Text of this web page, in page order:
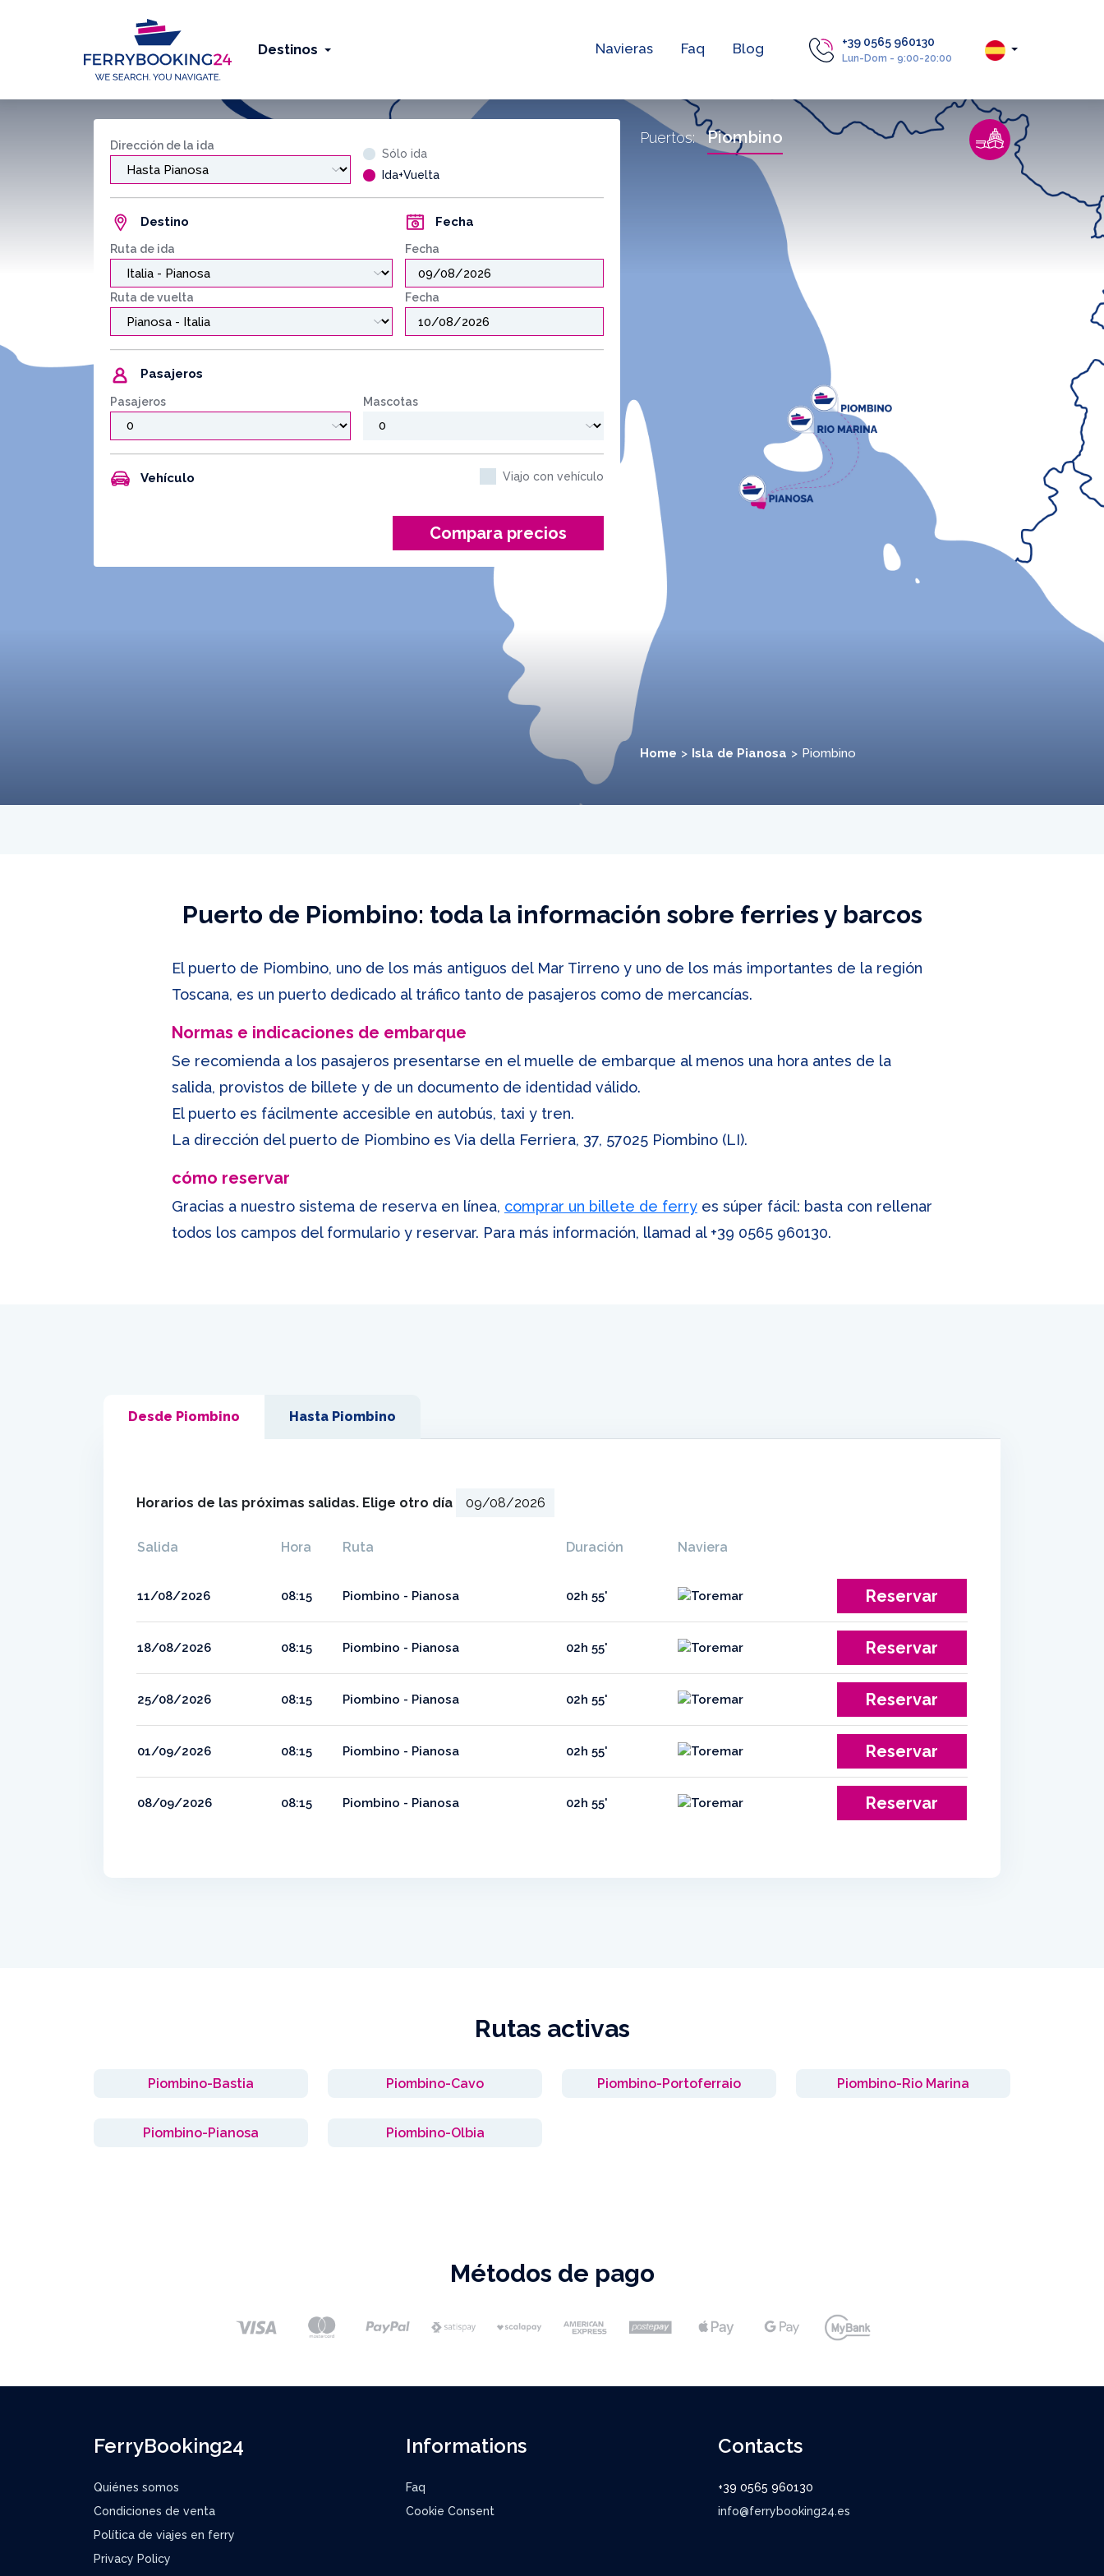
Destinos Navieras Faq Blog +39 0565 960130
Lun-Dom - 9:00-20:00
Dirección de la ida
Sólo ida
Ida+Vuelta
Destino
Ruta de ida
Fecha
Fecha
Ruta de vuelta Fecha
Pasajeros
Pasajeros Mascotas
Vehículo Viajo con vehículo
Compara precios
Puertos: Piombino
Home Isla de Pianosa Piombino
Puerto de Piombino: toda la información sobre ferries y barcos
El puerto de Piombino, uno de los más antiguos del Mar Tirreno y uno de los más importantes de la región
Toscana, es un puerto dedicado al tráfico tanto de pasajeros como de mercancías.
Normas e indicaciones de embarque
Se recomienda a los pasajeros presentarse en el muelle de embarque al menos una hora antes de la
salida, provistos de billete y de un documento de identidad válido.
El puerto es fácilmente accesible en autobús, taxi y tren.
La dirección del puerto de Piombino es Via della Ferriera, 37, 57025 Piombino (LI).
cómo reservar
Gracias a nuestro sistema de reserva en línea, comprar un billete de ferry es súper fácil: basta con rellenar
todos los campos del formulario y reservar. Para más información, llamad al +39 0565 960130.
Desde Piombino Hasta Piombino
Horarios de las próximas salidas. Elige otro día
Salida Hora Ruta Duración Naviera
11/08/2026 08:15 Piombino - Pianosa 02h 55' Reservar
18/08/2026 08:15 Piombino - Pianosa 02h 55' Reservar
25/08/2026 08:15 Piombino - Pianosa 02h 55' Reservar
01/09/2026 08:15 Piombino - Pianosa 02h 55' Reservar
08/09/2026 08:15 Piombino - Pianosa 02h 55' Reservar
Rutas activas
Piombino-Bastia Piombino-Cavo Piombino-Portoferraio Piombino-Rio Marina
Piombino-Pianosa Piombino-Olbia
Métodos de pago
FerryBooking24
Quiénes somos
Condiciones de venta
Política de viajes en ferry
Privacy Policy
Informations
Faq
Cookie Consent
Contacts
+39 0565 960130
info@ferrybooking24.es